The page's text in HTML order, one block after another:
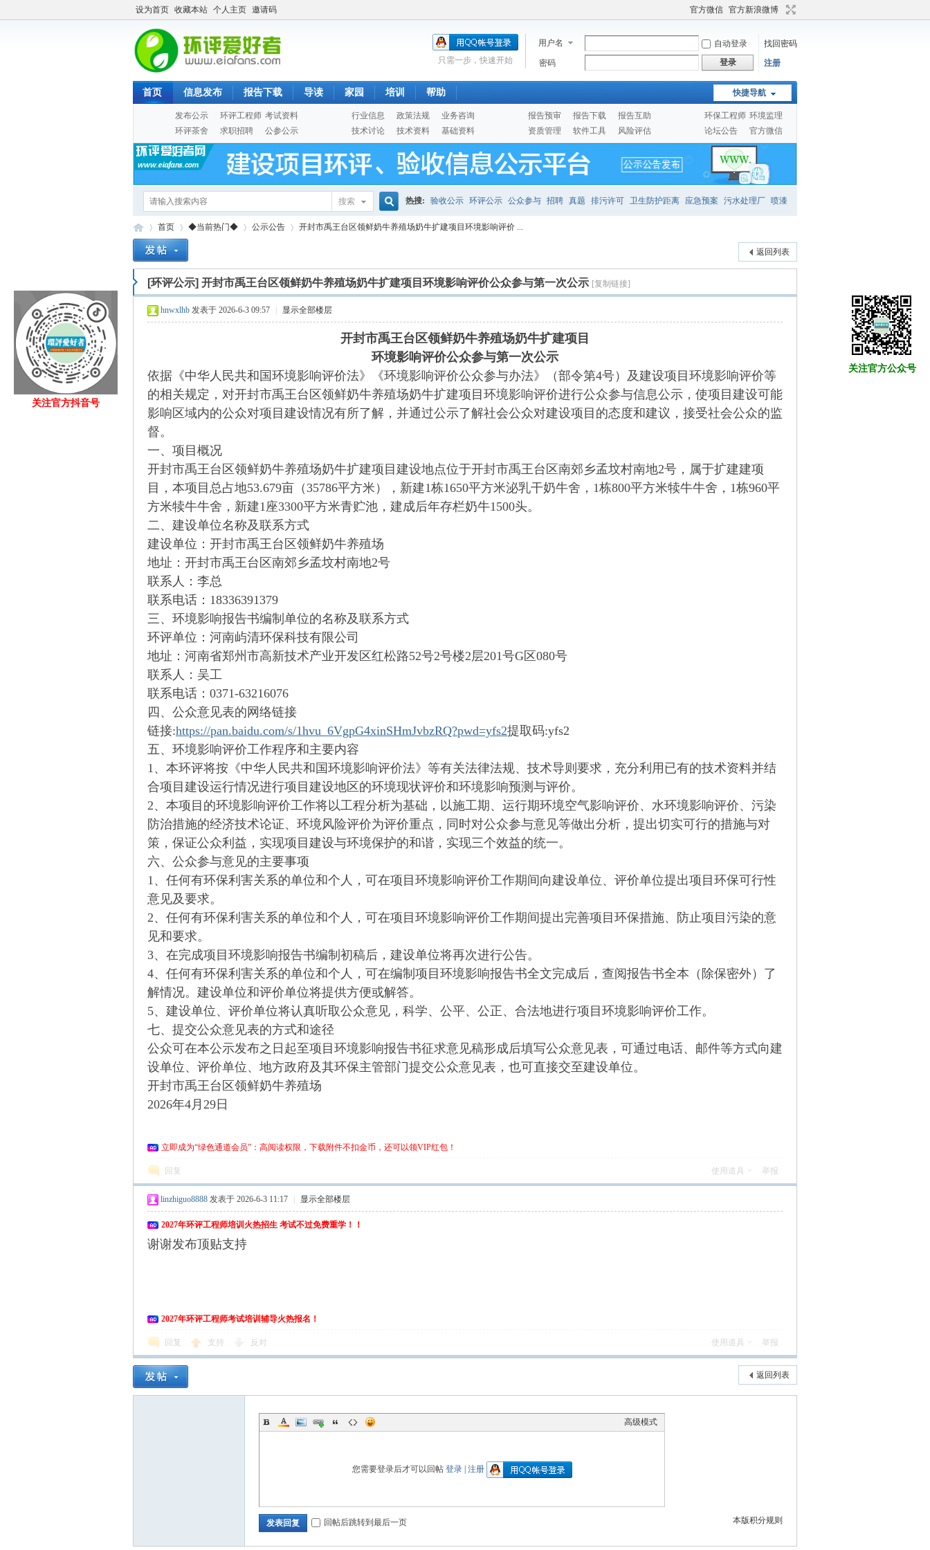
设为首页 收藏本站 个人主页 邀请码 官方微信 官方新浪微博
用户名 自动登录
找回密码
密码
登录 注册
只需一步，快速开始
快捷导航
首页 信息发布 报告下载 导读 家园 培训 帮助
发布公示 环评工程师 考试资料
环评茶舍
求职招聘 公参公示
行业信息 政策法规
业务咨询
技术讨论
技术资料 基础资料
报告预审 报告下载
报告互助
资质管理
软件工具 风险评估
环保工程师 环境监理
论坛公告
官方微信
搜索
搜
索
热搜: 验收公示 环评公示 公众参与 招聘 真题 排污许可 卫生防护距离 应急预案 污水处理厂 喷漆
噪声预测 医院 公路 陶瓷 案例
Eia
好
首页
›
◆当前热门◆
›
公示公告
›
开封市禹王台区领鲜奶牛养殖场奶牛扩建项目环境影响评价 ...
返回列表
[环评公示] 开封市禹王台区领鲜奶牛养殖场奶牛扩建项目环境影响评价公众参与第一次公示 [复制链接]
hnwxlhb 发表于 2026-6-3 09:57 显示全部楼层
开封市禹王台区领鲜奶牛养殖场奶牛扩建项目
环境影响评价公众参与第一次公示
依据《中华人民共和国环境影响评价法》《环境影响评价公众参与办法》（部令第4号）及建设项目环境影响评价等
的相关规定，对开封市禹王台区领鲜奶牛养殖场奶牛扩建项目 环境影响评价进行公众参与信息公示，使项目建设可能
影响区域内的公众对项目建设情况有所了解，并通过公示了解社会公众对建设项目的态度和建议，接受社会公众的监
督。
一、项目概况
开封市禹王台区领鲜奶牛养殖场奶牛扩建项目 建设地点位于开封市禹王台区南郊乡孟坟村南地2号，属于扩建建项
目，本项目总占地53.679亩（35786平方米），新建1栋1650平方米泌乳干奶牛舍， 1栋800平方米犊牛牛舍， 1栋960平
方米犊牛牛舍，新建1座3300平方米青贮池，建成后年存栏奶牛1500头。
二、建设单位名称及联系方式
建设单位： 开封市禹王台区领鲜奶牛养殖场
地址：开封市禹王台区南郊乡孟坟村南地2号
联系人： 李总
联系电话： 18336391379
三、环境影响报告书编制单位的名称及联系方式
环评单位：河南屿清环保科技有限公司
地址：河南省郑州市高新技术产业开发区红松路52号2号楼2层201号G区080号
联系人： 吴工
联系电话： 0371-63216076
四、公众意见表的网络链接
链接:https://pan.baidu.com/s/1hvu_6VgpG4xinSHmJvbzRQ?pwd=yfs2提取码:yfs2
五、环境影响评价工作程序和主要内容
1、本环评将按《中华人民共和国环境影响评价法》等有关法律法规、技术导则要求，充分利用已有的技术资料并结
合项目建设运行情况进行项目建设地区的环境现状评价和环境影响预测与评价。
2、本项目的环境影响评价工作将以工程分析为基础，以施工期、运行期环境空气影响评价、水环境影响评价、污染
防治措施的经济技术论证、环境风险评价为评价重点，同时对公众参与意见等做出分析，提出切实可行的措施与对
策，保证公众利益，实现项目建设与环境保护的和谐，实现三个效益的统一。
六、公众参与意见的主要事项
1、任何有环保利害关系的单位和个人，可在项目环境影响评价工作期间向建设单位、评价单位提出项目环保可行性
意见及要求。
2、任何有环保利害关系的单位和个人，可在项目环境影响评价工作期间提出完善项目环保措施、防止项目污染的意
见和要求。
3、在完成项目环境影响报告书编制初稿后，建设单位将再次进行公告。
4、任何有环保利害关系的单位和个人，可在编制项目环境影响报告书全文完成后，查阅报告书全本（除保密外）了
解情况。建设单位和评价单位将提供方便或解答。
5、建设单位、评价单位将认真听取公众意见，科学、公平、公正、合法地进行项目环境影响评价工作。
七、提交公众意见表的方式和途径
公众可在本公示发布之日起至项目环境影响报告书征求意见稿形成后填写公众意见表，可通过电话、邮件等方式向建
设单位、评价单位、地方政府及其环保主管部门提交公众意见表，也可直接交至建设单位。
开封市禹王台区领鲜奶牛养殖场
2026年4月 29 日
立即成为“绿色通道会员”：高阅读权限，下载附件不扣金币，还可以领VIP红包！
回复 使用道具 举报
linzhiguo8888 发表于 2026-6-3 11:17 显示全部楼层
2027年环评工程师培训火热招生 考试不过免费重学！！
谢谢发布顶贴支持
2027年环评工程师考试培训辅导火热报名！
回复 支持 反对 使用道具 举报
返回列表
高级模式
您需要登录后才可以回帖 登录| 注册
本版积分规则
发表回复 回帖后跳转到最后一页
关注官方公众号
关注官方抖音号